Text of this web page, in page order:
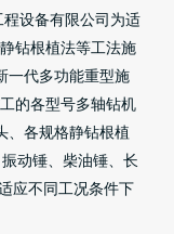
设备有限公司为适
钻根植法等工法施
一代多功能重型施
的各型号多轴钻机
、各规格静钻根植
动锤、柴油锤、长
应不同工况条件下